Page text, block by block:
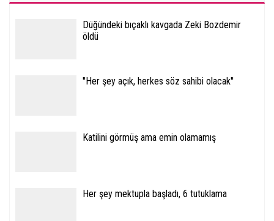
Düğündeki bıçaklı kavgada Zeki Bozdemir
öldü
''Her şey açık, herkes söz sahibi olacak''
Katilini görmüş ama emin olamamış
Her şey mektupla başladı, 6 tutuklama